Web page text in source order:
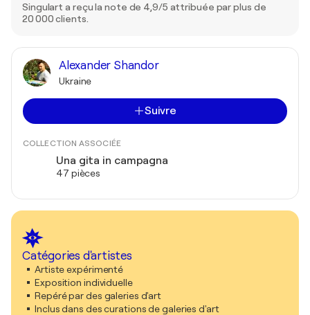
Singulart a reçu la note de 4,9/5 attribuée par plus de
20 000 clients.
Alexander Shandor
Ukraine
Suivre
COLLECTION ASSOCIÉE
Una gita in campagna
47 pièces
Catégories d'artistes
Artiste expérimenté
Exposition individuelle
Repéré par des galeries d'art
Inclus dans des curations de galeries d'art